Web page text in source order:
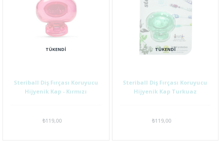
TÜKENDI
Steriball Diş Fırçası Koruyucu
Hijyenik Kap - Kırmızı
₺119,00
TÜKENDI
Steriball Diş Fırçası Koruyucu
Hijyenik Kap Turkuaz
₺119,00